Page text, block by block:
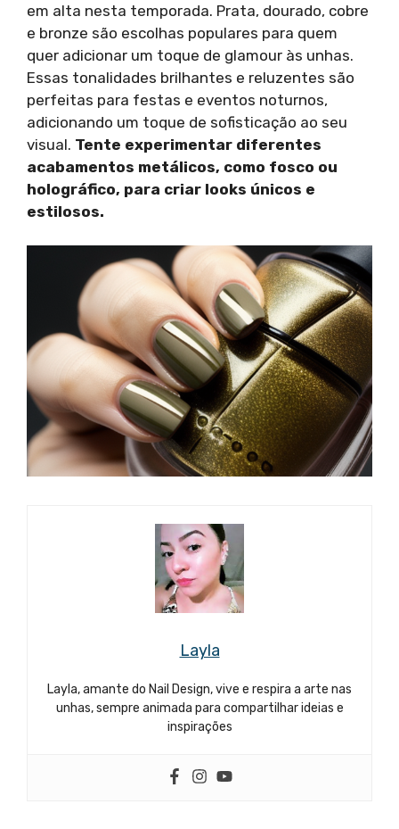
em alta nesta temporada. Prata, dourado, cobre
e bronze são escolhas populares para quem
quer adicionar um toque de glamour às unhas.
Essas tonalidades brilhantes e reluzentes são
perfeitas para festas e eventos noturnos,
adicionando um toque de sofisticação ao seu
visual. Tente experimentar diferentes
acabamentos metálicos, como fosco ou
holográfico, para criar looks únicos e
estilosos.
Layla
Layla, amante do Nail Design, vive e respira a arte nas
unhas, sempre animada para compartilhar ideias e
inspirações